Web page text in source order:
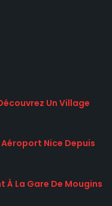
Un Village
Nice Depuis
À La Gare De Mougins